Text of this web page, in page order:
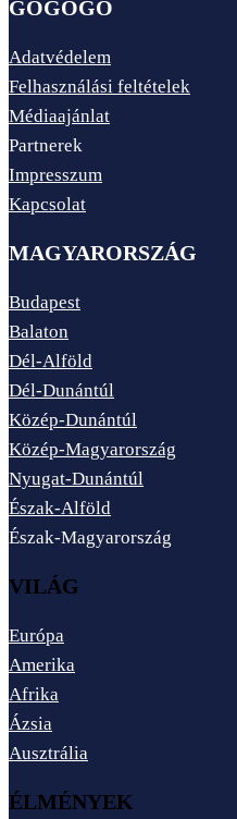
GOGOGO
Adatvédelem
Felhasználási feltételek
Médiaajánlat
Partnerek
Impresszum
Kapcsolat
MAGYARORSZÁG
Budapest
Balaton
Dél-Alföld
Dél-Dunántúl
Közép-Dunántúl
Közép-Magyarország
Nyugat-Dunántúl
Észak-Alföld
Észak-Magyarország
VILÁG
Európa
Amerika
Afrika
Ázsia
Ausztrália
ÉLMÉNYEK